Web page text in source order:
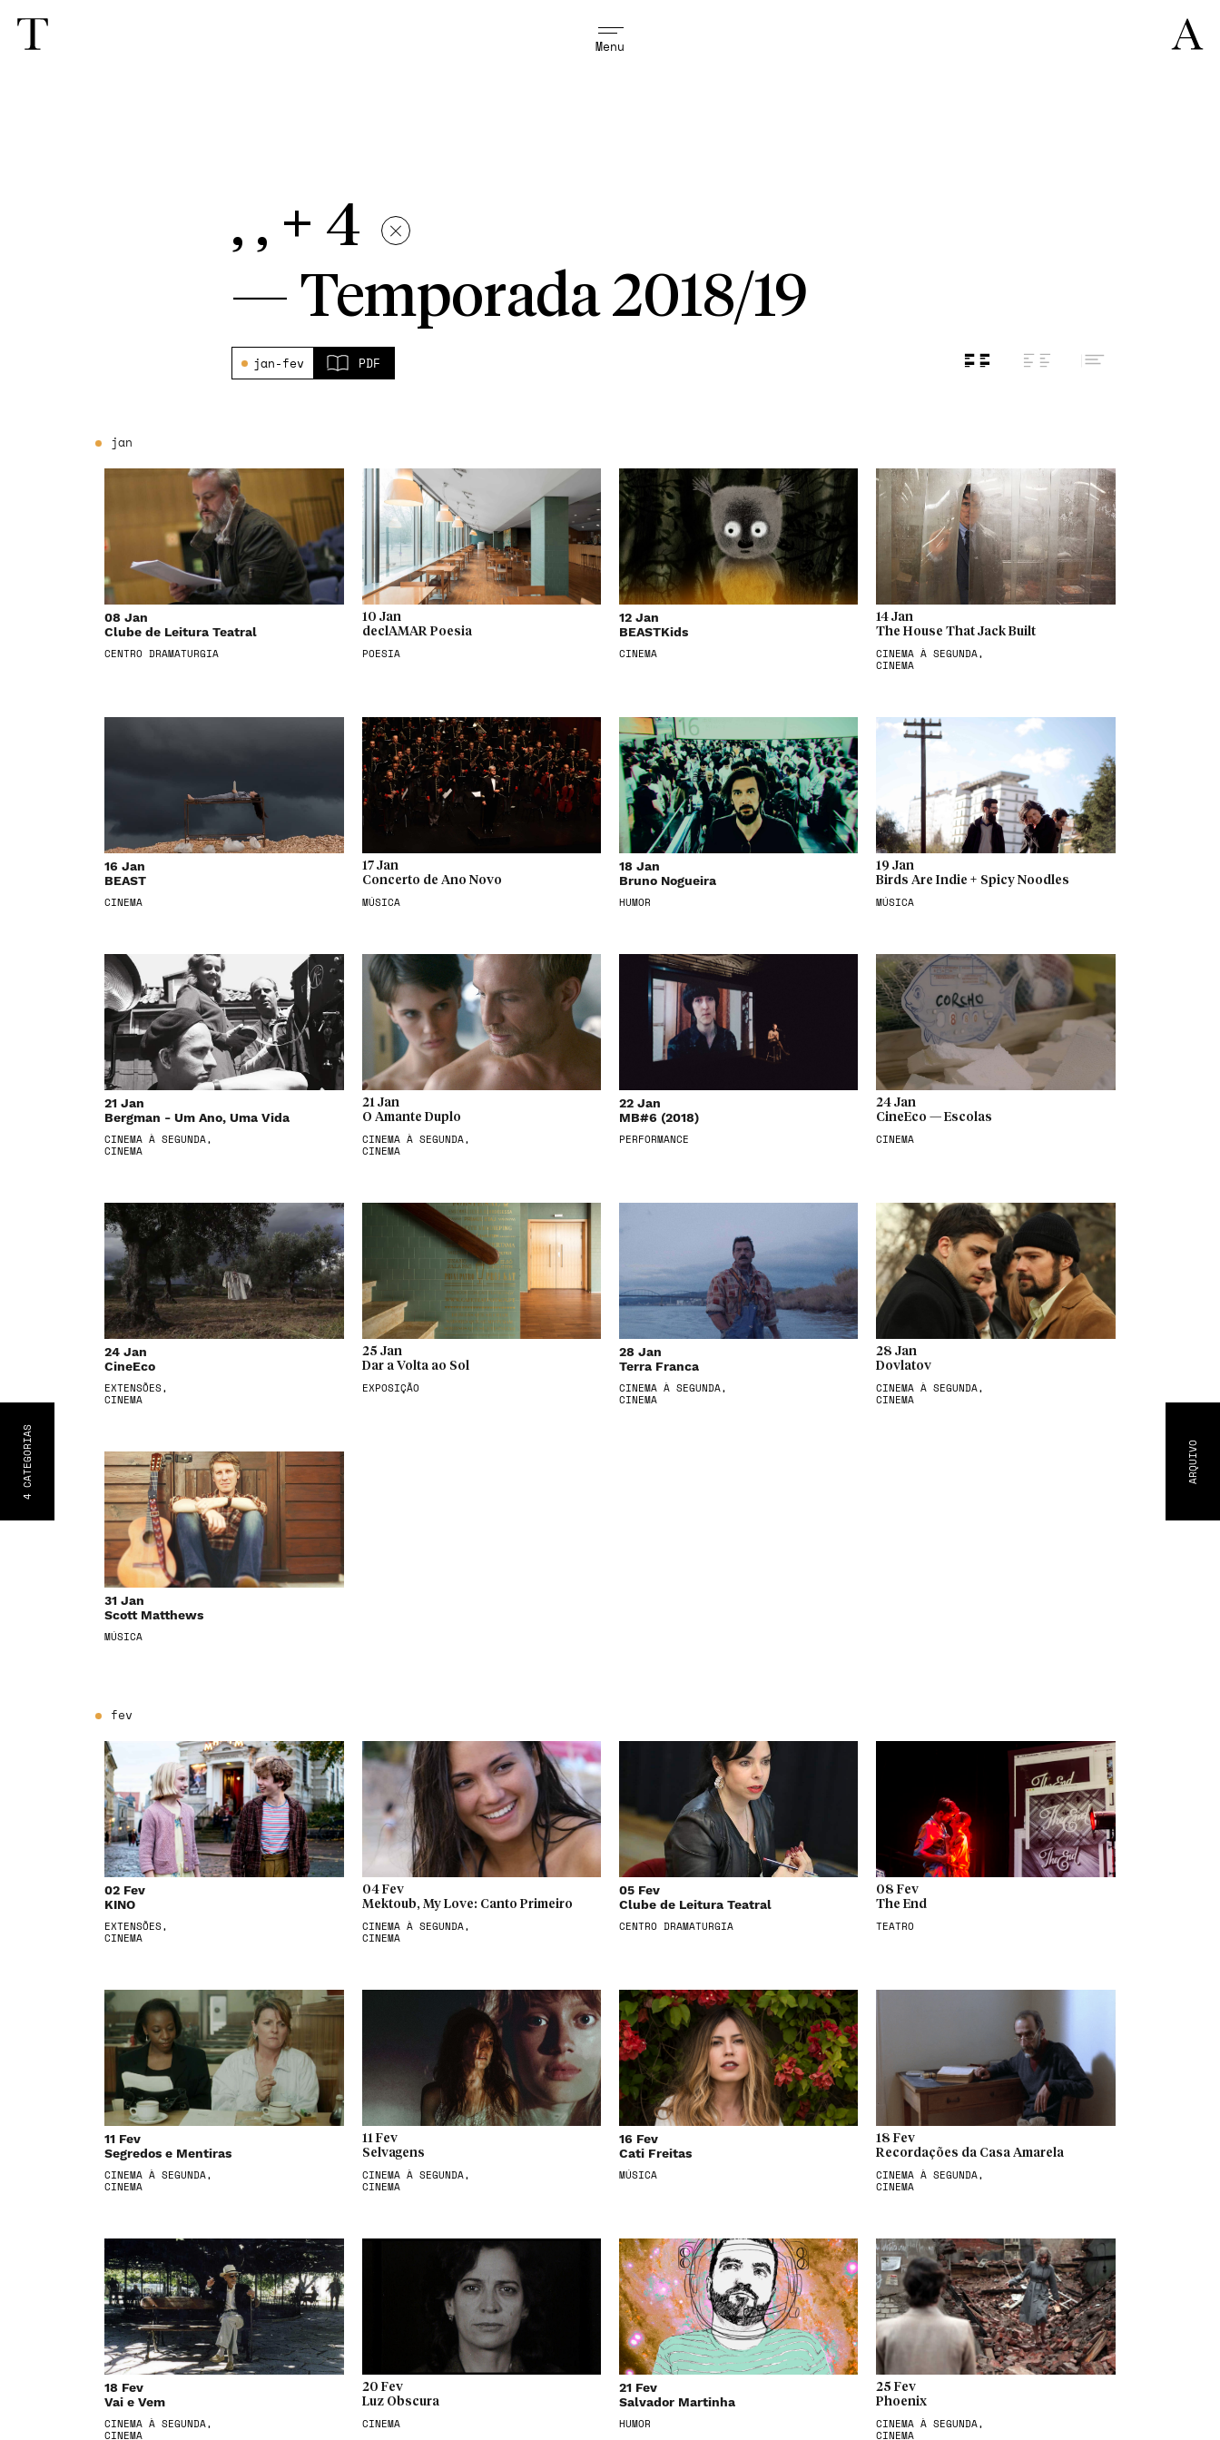
Menu
ARQUIVO
4
CATEGORIA
S
, , + 4
— Temporada 2018/19
jan-fev PDF
jan
08 Jan
Clube de Leitura Teatral
CENTRO DRAMATURGIA
10 Jan
declAMAR Poesia
POESIA
12 Jan
BEASTKids
CINEMA
14 Jan
The House That Jack Built
CINEMA À SEGUNDA,
CINEMA
16 Jan
BEAST
CINEMA
17 Jan
Concerto de Ano Novo
MÚSICA
18 Jan
Bruno Nogueira
HUMOR
19 Jan
Birds Are Indie + Spicy Noodles
MÚSICA
21 Jan
Bergman - Um Ano, Uma Vida
CINEMA À SEGUNDA,
CINEMA
21 Jan
O Amante Duplo
CINEMA À SEGUNDA,
CINEMA
22 Jan
MB#6 (2018)
PERFORMANCE
24 Jan
CineEco — Escolas
CINEMA
24 Jan
CineEco
EXTENSÕES,
CINEMA
25 Jan
Dar a Volta ao Sol
EXPOSIÇÃO
28 Jan
Terra Franca
CINEMA À SEGUNDA,
CINEMA
28 Jan
Dovlatov
CINEMA À SEGUNDA,
CINEMA
31 Jan
Scott Matthews
MÚSICA
fev
02 Fev
KINO
EXTENSÕES,
CINEMA
04 Fev
Mektoub, My Love: Canto Primeiro
CINEMA À SEGUNDA,
CINEMA
05 Fev
Clube de Leitura Teatral
CENTRO DRAMATURGIA
08 Fev
The End
TEATRO
11 Fev
Segredos e Mentiras
CINEMA À SEGUNDA,
CINEMA
11 Fev
Selvagens
CINEMA À SEGUNDA,
CINEMA
16 Fev
Cati Freitas
MÚSICA
18 Fev
Recordações da Casa Amarela
CINEMA À SEGUNDA,
CINEMA
18 Fev
Vai e Vem
CINEMA À SEGUNDA,
CINEMA
20 Fev
Luz Obscura
CINEMA
21 Fev
Salvador Martinha
HUMOR
25 Fev
Phoenix
CINEMA À SEGUNDA,
CINEMA